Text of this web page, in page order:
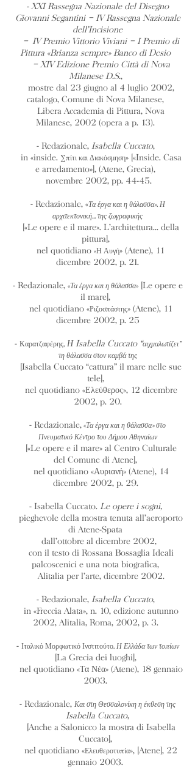
- XXI Rassegna Nazionale del Disegno
Giovanni Segantini – IV Rassegna Nazionale
dell’Incisione
– IV Premio Vittorio Viviani – I Premio di
Pittura «Brianza sempre» Banco di Desio
– XIV Edizione Premio Città di Nova
Milanese D.S.,
mostre dal 23 giugno al 4 luglio 2002,
catalogo, Comune di Nova Milanese,
Libera Accademia di Pittura, Nova
Milanese, 2002 (opera a p. 13).
- Redazionale, Isabella Cuccato,
in «inside. Σπίτι και Διακόσμηση» [«Inside. Casa
e arredamento»], (Atene, Grecia),
novembre 2002, pp. 44-45.
- Redazionale, «Τα έργα και η θάλασσα». Η
αρχιτεκτονική... της ζωγραφικής
[«Le opere e il mare». L’architettura... della
pittura],
nel quotidiano «Η Αυγή» (Atene), 11
dicembre 2002, p. 21.
- Redazionale, «Τα έργα και η θάλασσα»[Le opere e
il mare],
nel quotidiano «Ριζοσπάστης» (Atene), 11
dicembre 2002, p. 25
- Καρατζαφέρης,Η Isabella Cuccato “αιχμαλωτίζει”
τη θάλασσα στον καμβά της
[Isabella Cuccato “cattura” il mare nelle sue
tele],
nel quotidiano «Ελεύθερος», 12 dicembre
2002, p. 20.
- Redazionale, «Τα έργα και η θάλασσα» στο
Πνευματικό Κέντρο του Δήμου Αθηναίων
[«Le opere e il mare» al Centro Culturale
del Comune di Atene],
nel quotidiano «Αυριανή» (Atene), 14
dicembre 2002, p. 29.
- Isabella Cuccato. Le opere i sogni,
pieghevole della mostra tenuta all’aeroporto
di Atene-Spata
dall’ottobre al dicembre 2002,
con il testo di Rossana Bossaglia Ideali
palcoscenici e una nota biografica,
Alitalia per l’arte, dicembre 2002.
- Redazionale,Isabella Cuccato,
in «Freccia Alata», n. 10, edizione autunno
2002, Alitalia, Roma, 2002, p. 3.
- Ιταλικό Μορφωτικό Ινστιτούτο. Η Ελλάδα των τοπίων
[La Grecia dei luoghi],
nel quotidiano «Τα Νέα» (Atene), 18 gennaio
2003.
- Redazionale, Και στη Θεσσαλονίκη η έκθεση της
Isabella Cuccato,
[Anche a Salonicco la mostra di Isabella
Cuccato],
nel quotidiano «Ελευθεροτυπία», [Atene], 22
gennaio 2003.